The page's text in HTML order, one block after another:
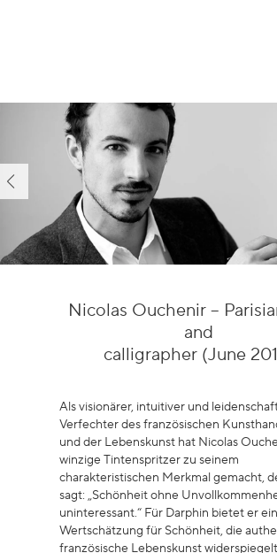
Nicolas Ouchenir –
and
calligrapher (June
Als visionärer, intuitiver und
Verfechter des französischen
und der Lebenskunst hat Nicolas
winzige Tintenspritzer zu seinem
charakteristischen Merkmal gemacht,
sagt: „Schönheit ohne
uninteressant.“ Für Darphin bietet er
Wertschätzung für Schönheit, die
französische Lebenskunst